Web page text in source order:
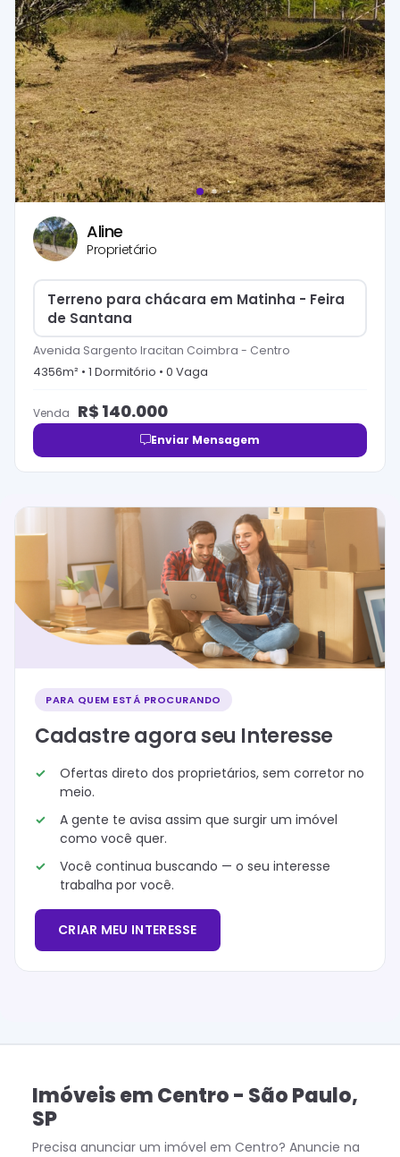
Aline
Proprietário
Terreno para chácara em Matinha - Feira
de Santana
Avenida Sargento Iracitan Coimbra - Centro
4356m² • 1 Dormitório • 0 Vaga
Venda R$ 140.000
Enviar Mensagem
PARA QUEM ESTÁ PROCURANDO
Cadastre agora seu Interesse
Ofertas direto dos proprietários, sem corretor no
meio.
A gente te avisa assim que surgir um imóvel
como você quer.
Você continua buscando — o seu interesse
trabalha por você.
CRIAR MEU INTERESSE
ImóveisemCentro- São Paulo,
SP
Precisa anunciar um imóvel em Centro? Anuncie na